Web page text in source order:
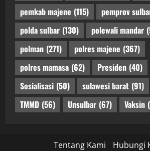
pemkab majene (115) pemprov
polda sulbar (130) polewali mandar
polman (271) polres majene (367)
polres mamasa (62) Presiden (40)
Sosialisasi (50) sulawesi barat (91)
TMMD (56) Unsulbar (67) Vaksin
Tentang Kami
Hubungi